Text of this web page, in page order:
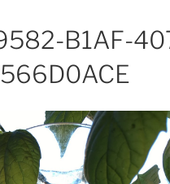
B1AF-